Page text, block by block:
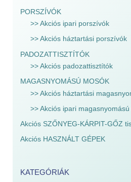
PORSZÍVÓK
>> Akciós ipari porszívók
>> Akciós háztartási porszívók
PADOZATTISZTÍTÓK
>> Akciós padozattisztítók
MAGASNYOMÁSÚ MOSÓK
>> Akciós háztartási
>> Akciós ipari
Akciós SZŐNYEG-KÁRPIT-GŐZ
Akciós HASZNÁLT GÉPEK
KATEGÓRIÁK